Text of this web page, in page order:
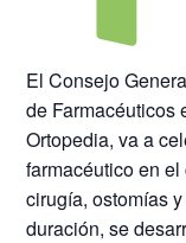
El Consejo
de Farmacéuticos
Ortopedia, va a
farmacéutico en
cirugía, ostomías
duración, se